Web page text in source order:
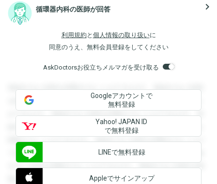
循環器内科の医師が回答 navigate_next
利用規約 と 個人情報の取り扱いに
同意のうえ、無料会員登録をしてください
AskDoctorsお役立ちメルマガを受け取る
登録すると回答を閲覧することができます。登録すると回答
を閲覧することができます。登録すると回答を閲覧すること
ができます。登録すると回答を閲覧することができます。登
録すると回答を閲覧することができます。登録すると回答を
閲覧することができます。登録すると回答を閲覧することが
できます。登録すると回答を閲覧することができます。登録
すると回答を閲覧することができます。登録すると回答を閲
覧することができます。
Googleアカウントで
無料登録
Yahoo! JAPAN ID
で無料登録
LINEで無料登録
Appleでサインアップ